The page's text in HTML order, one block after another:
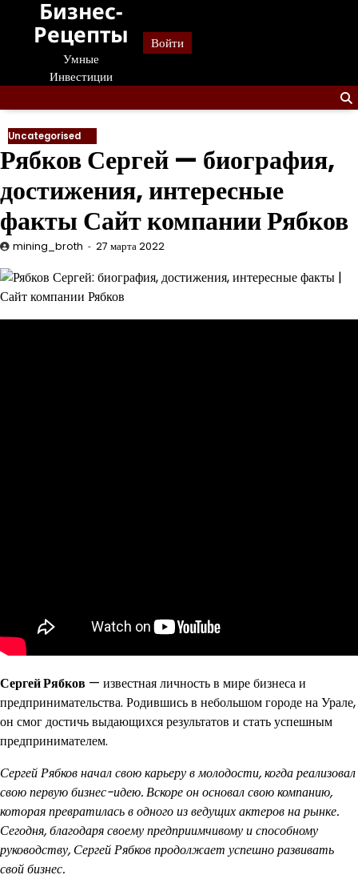
Перейти
содержанию
Бизнес-
Рецепты
Умные
Инвестиции
Войти
Uncategorised
Рябков Сергей — биография,
достижения, интересные
факты Сайт компании Рябков
mining_broth 27 марта 2022
Сергей Рябков — известная личность в мире бизнеса и
предпринимательства. Родившись в небольшом городе на Урале,
он смог достичь выдающихся результатов и стать успешным
предпринимателем.
Сергей Рябков начал свою карьеру в молодости, когда реализовал
свою первую бизнес-идею. Вскоре он основал свою компанию,
которая превратилась в одного из ведущих актеров на рынке.
Сегодня, благодаря своему предприимчивому и способному
руководству, Сергей Рябков продолжает успешно развивать
свой бизнес.